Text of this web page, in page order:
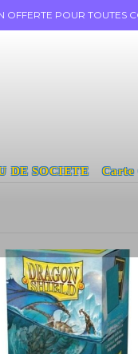
OFFERTE POUR TOUTES
DE SOCIETE Carte